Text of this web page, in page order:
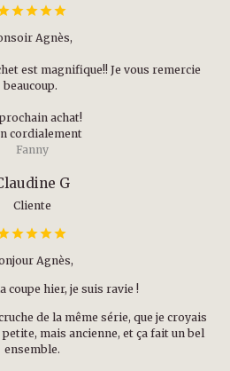
Agnès,
est magnifique!! Je vous remercie
beaucoup.
achat!
cordialement
Fanny
G
Cliente
Agnès,
coupe hier, je suis ravie !
de la même série, que je croyais
mais ancienne, et ça fait un bel
ensemble.